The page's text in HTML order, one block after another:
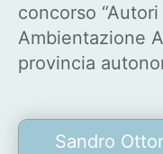
concorso
Ambientazione
provincia
Sandro